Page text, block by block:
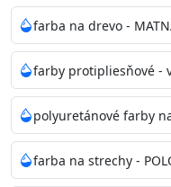
vrstvu štetcom,
farba zasychá na
dokonalom preschnutí
4hod/23°C je možné
Doba schnutia je
podmienkach s
teplotou sa doba
farba na drevo -
farby protipliesňové -
polyuretánové farby
farba na strechy -